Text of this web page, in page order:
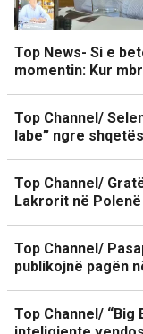
Top News- Si e
momentin: Kur
Top Channel/
labe” ngre
Top Channel/
Lakrorit në
Top Channel/
publikojnë pagën
Top Channel/